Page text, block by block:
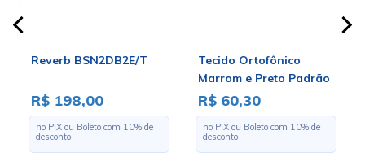
Reverb BSN2DB2E/T
R$ 198,00
no PIX ou Boleto com 10% de
desconto
Tecido Ortofônico
Marrom e Preto Padrão
203-1-10 - Largura 1,30m
- Preço por Metro
R$ 60,30
no PIX ou Boleto com 10% de
desconto